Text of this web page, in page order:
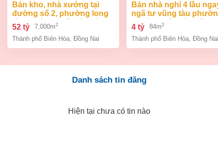
bán kho, nhà xưởng tại
đường số 2, phường long
bình, thành phố biên hòa,
đồng nai giá 52 tỷ
52 tỷ 7,000m2
Thành phố Biên Hòa Đồng Nai
bán nhà nghỉ 4 lầu ngay
ngã tư vũng tàu
an bình biên hòa đồng
giá chỉ 4 tỷ
4 tỷ 84m2
Thành phố Biên Hòa Đồng Nai
Danh sách tin đăng
Hiện tại chưa có tin nào